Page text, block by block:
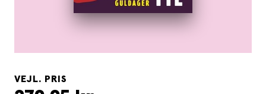
VEJL. PRIS